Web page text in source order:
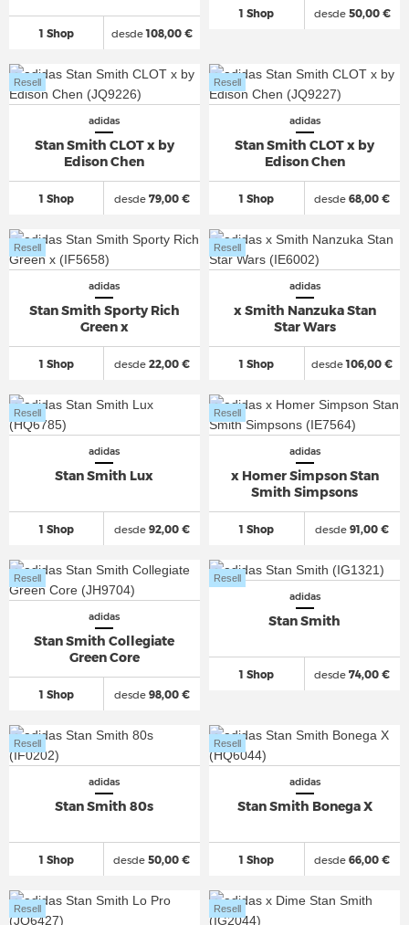
1 Shop desde108,00 €
1 Shop desde50,00 €
adidas
Stan Smith CLOT x by
Edison Chen
1 Shop
Resell
desde79,00 €
adidas
Stan Smith CLOT x by
Edison Chen
1 Shop
Resell
desde 68,00 €
adidas
Stan Smith Sporty Rich
Green x
1 Shop
Resell
desde22,00 €
adidas
x Smith Nanzuka Stan
Star Wars
1 Shop
Resell
desde106,00 €
adidas
Stan Smith Lux
1 Shop
Resell
desde92,00 €
adidas
x Homer Simpson Stan
Smith Simpsons
1 Shop
Resell
desde 91,00 €
adidas
Stan Smith Collegiate
Green Core
1 Shop
Resell
desde98,00 €
adidas
Stan Smith
1 Shop
Resell
desde 74,00 €
adidas
Stan Smith 80s
1 Shop
Resell
desde 50,00 €
adidas
Stan Smith Bonega X
1 Shop
Resell
desde 66,00 €
Resell Resell